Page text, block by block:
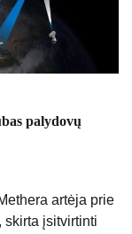
palydovų
artėja prie
skirta įsitvirtinti